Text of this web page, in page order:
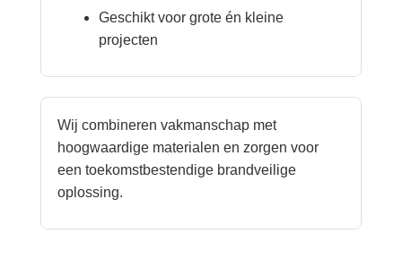
Geschikt voor grote én kleine
projecten
Wij combineren vakmanschap met
hoogwaardige materialen en zorgen voor
een toekomstbestendige brandveilige
oplossing.